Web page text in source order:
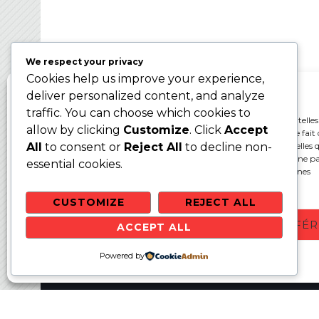
Gérer le consentement aux cookies
Pour offrir les meilleures expériences, nous utilisons des technologies
cookies pour stocker et/ou accéder aux informations des appareils. Le fait
consentir à ces technologies nous permettra de traiter des données telles
comportement de navigation ou les ID uniques sur ce site. Le fait de ne
ou de retirer son consentement peut avoir un effet négatif sur certaines
REFUSER VOIR LES
Politique de cookies Politique de confidentialité
We respect your privacy
Cookies help us improve your experience,
deliver personalized content, and analyze
traffic. You can choose which cookies to
allow by clicking Customize. Click Accept
All to consent or Reject All to decline non-
essential cookies.
CUSTOMIZE
REJECT ALL
ACCEPT ALL
Powered by